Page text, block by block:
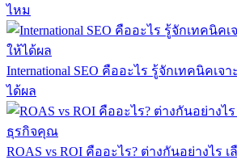
ไหม
International SEO คืออะไร รู้จักเทคนิคเจ
ได้ผล
ROAS vs ROI คืออะไร? ต่างกันอย่างไร